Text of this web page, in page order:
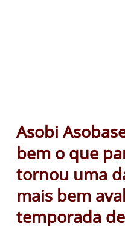
Asobi
bem o que
tornou uma
mais bem
temporada